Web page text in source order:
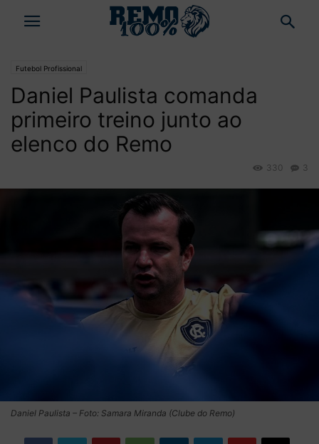
Futebol Profissional
Daniel Paulista comanda
primeiro treino junto ao
elenco do Remo
3
330
Daniel Paulista – Foto: Samara Miranda (Clube do Remo)